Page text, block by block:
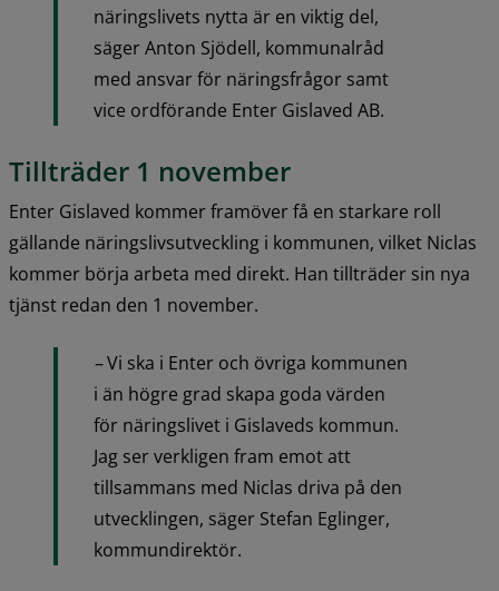
näringslivets nytta är en viktig del,
säger Anton Sjödell, kommunalråd
med ansvar för näringsfrågor samt
vice ordförande Enter Gislaved AB.
Tillträder 1 november
Enter Gislaved kommer framöver få en starkare roll
gällande näringslivsutveckling i kommunen, vilket Niclas
kommer börja arbeta med direkt. Han tillträder sin nya
tjänst redan den 1 november.
– Vi ska i Enter och övriga kommunen
i än högre grad skapa goda värden
för näringslivet i Gislaveds kommun.
Jag ser verkligen fram emot att
tillsammans med Niclas driva på den
utvecklingen, säger Stefan Eglinger,
kommundirektör.